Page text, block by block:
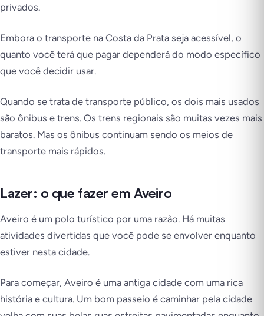
privados.
Embora o transporte na Costa da Prata seja acessível, o
quanto você terá que pagar dependerá do modo específico
que você decidir usar.
Quando se trata de transporte público, os dois mais usados
são ônibus e trens. Os trens regionais são muitas vezes mais
baratos. Mas os ônibus continuam sendo os meios de
transporte mais rápidos.
Lazer: o que fazer em Aveiro
Aveiro é um polo turístico por uma razão. Há muitas
atividades divertidas que você pode se envolver enquanto
estiver nesta cidade.
Para começar, Aveiro é uma antiga cidade com uma rica
história e cultura. Um bom passeio é caminhar pela cidade